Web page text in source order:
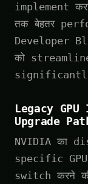
implement
तक बेहतर
Developer
को
significantly
Legacy
Upgrade
NVIDIA का
specific
switch करने